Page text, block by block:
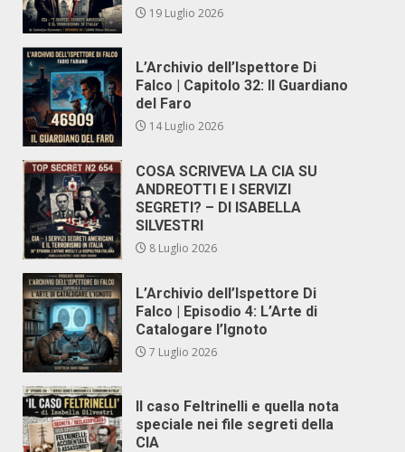
19 Luglio 2026
L’Archivio dell’Ispettore Di
Falco | Capitolo 32: Il Guardiano
del Faro
14 Luglio 2026
COSA SCRIVEVA LA CIA SU
ANDREOTTI E I SERVIZI
SEGRETI? – DI ISABELLA
SILVESTRI
8 Luglio 2026
L’Archivio dell’Ispettore Di
Falco | Episodio 4: L’Arte di
Catalogare l’Ignoto
7 Luglio 2026
Il caso Feltrinelli e quella nota
speciale nei file segreti della
CIA